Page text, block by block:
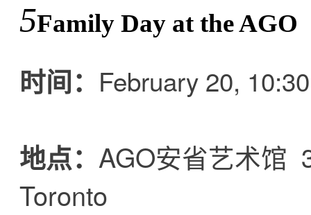
5Family Day at the AGO
时间： February 20,
地点： AGO安省艺术馆
Toronto